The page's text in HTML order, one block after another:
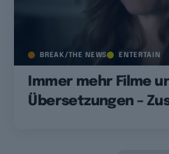
BREAK/THE NEWS ENTERTAIN
Immer mehr Filme
Übersetzungen –